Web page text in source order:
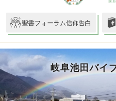
聖書フォーラム信仰告白
岐阜池田バイ